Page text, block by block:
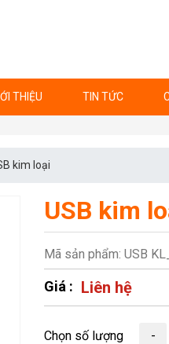
THIỆU TIN TỨC
kim loại
USB kim
Mã sản phẩm: USB
Giá : Liên hệ
Chọn số lượng